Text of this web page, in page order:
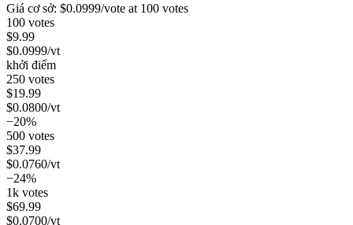
Giá cơ sở: $0.0999/vote at 100 votes
100 votes
$9.99
$0.0999/vt
khởi điểm
250 votes
$19.99
$0.0800/vt
−20%
500 votes
$37.99
$0.0760/vt
−24%
1k votes
$69.99
$0.0700/vt